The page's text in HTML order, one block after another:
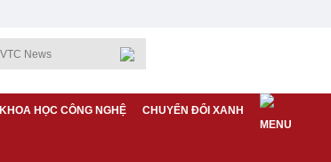
KHOA HỌC CÔNG NGHỆ CHUYỂN ĐỔI XANH